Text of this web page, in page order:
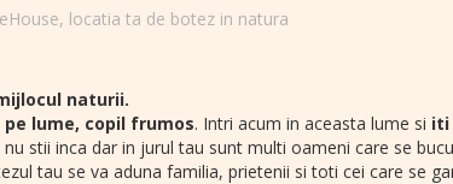
locatia ta de botez in natura
naturii.
pe lume, copil frumos. Intri acum in aceasta lume si iti
stii inca dar in jurul tau sunt multi oameni care se
tau se va aduna familia, prietenii si toti cei care se